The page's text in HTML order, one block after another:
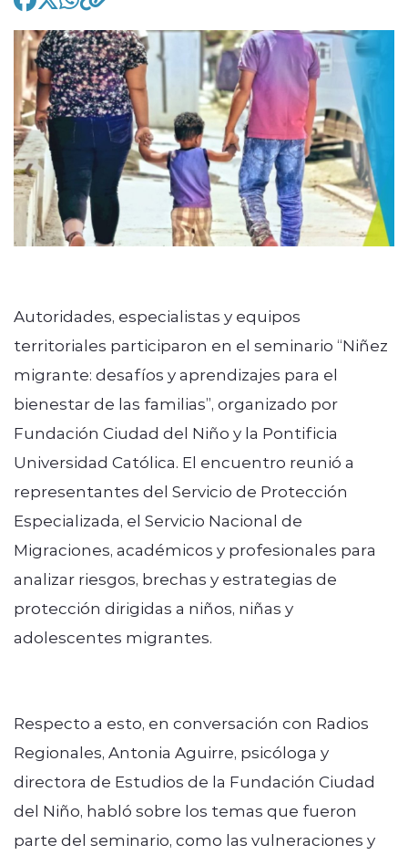
Autoridades, especialistas y equipos
territoriales participaron en el seminario “Niñez
migrante: desafíos y aprendizajes para el
bienestar de las familias”, organizado por
Fundación Ciudad del Niño y la Pontificia
Universidad Católica. El encuentro reunió a
representantes del Servicio de Protección
Especializada, el Servicio Nacional de
Migraciones, académicos y profesionales para
analizar riesgos, brechas y estrategias de
protección dirigidas a niños, niñas y
adolescentes migrantes.
Respecto a esto, en conversación con Radios
Regionales, Antonia Aguirre, psicóloga y
directora de Estudios de la Fundación Ciudad
del Niño, habló sobre los temas que fueron
parte del seminario, como las vulneraciones y